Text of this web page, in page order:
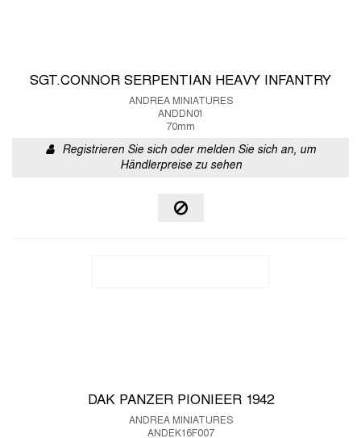
SGT.CONNOR SERPENTIAN HEAVY INFANTRY
ANDREA MINIATURES
ANDDN01
70mm
Registrieren Sie sich oder melden Sie sich an, um
Händlerpreise zu sehen
DAK PANZER PIONIEER 1942
ANDREA MINIATURES
ANDEK16F007